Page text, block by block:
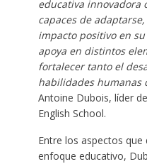
educativa innovadora
capaces de
impacto positivo en
apoya en distintos
fortalecer tanto el
habilidades humanas
Antoine Dubois, líder
English School.
Entre los aspectos
enfoque educativo,